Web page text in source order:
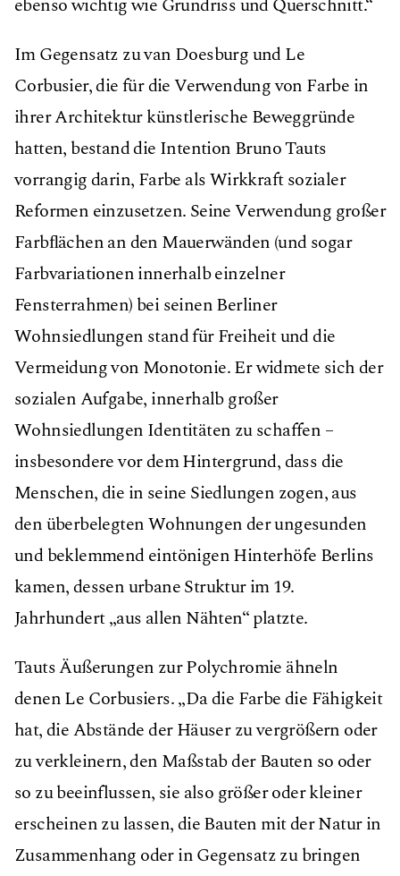
ebenso wichtig wie Grundriss und Querschnitt.“
Im Gegensatz zu van Doesburg und Le
Corbusier, die für die Verwendung von Farbe in
ihrer Architektur künstlerische Beweggründe
hatten, bestand die Intention Bruno Tauts
vorrangig darin, Farbe als Wirkkraft sozialer
Reformen einzusetzen. Seine Verwendung großer
Farbﬂächen an den Mauerwänden (und sogar
Farbvariationen innerhalb einzelner
Fensterrahmen) bei seinen Berliner
Wohnsiedlungen stand für Freiheit und die
Vermeidung von Monotonie. Er widmete sich der
sozialen Aufgabe, innerhalb großer
Wohnsiedlungen Identitäten zu schaffen –
insbesondere vor dem Hintergrund, dass die
Menschen, die in seine Siedlungen zogen, aus
den überbelegten Wohnungen der ungesunden
und beklemmend eintönigen Hinterhöfe Berlins
kamen, dessen urbane Struktur im 19.
Jahrhundert „aus allen Nähten“ platzte.
Tauts Äußerungen zur Polychromie ähneln
denen Le Corbusiers. „Da die Farbe die Fähigkeit
hat, die Abstände der Häuser zu vergrößern oder
zu verkleinern, den Maßstab der Bauten so oder
so zu beeinflussen, sie also größer oder kleiner
erscheinen zu lassen, die Bauten mit der Natur in
Zusammenhang oder in Gegensatz zu bringen